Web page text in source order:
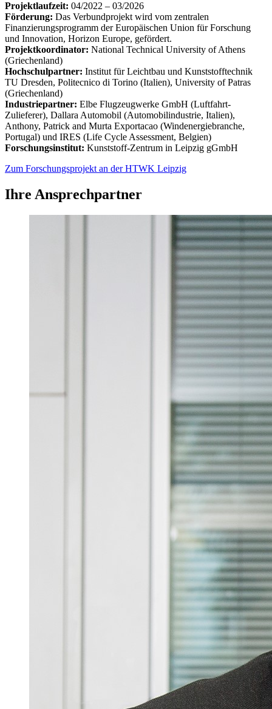
Projektlaufzeit: 04/2022 – 03/2026
Förderung: Das Verbundprojekt wird vom zentralen
Finanzierungsprogramm der Europäischen Union für Forschung
und Innovation, Horizon Europe, gefördert.
Projektkoordinator: National Technical University of Athens
(Griechenland)
Hochschulpartner: Institut für Leichtbau und Kunststofftechnik
TU Dresden, Politecnico di Torino (Italien), University of Patras
(Griechenland)
Industriepartner: Elbe Flugzeugwerke GmbH (Luftfahrt-
Zulieferer), Dallara Automobil (Automobilindustrie, Italien),
Anthony, Patrick and Murta Exportacao (Windenergiebranche,
Portugal) und IRES (Life Cycle Assessment, Belgien)
Forschungsinstitut: Kunststoff-Zentrum in Leipzig gGmbH
Zum Forschungsprojekt an der HTWK Leipzig
Ihre Ansprechpartner